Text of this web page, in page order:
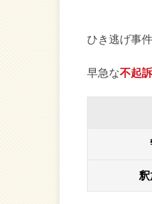
ひき逃げ事
早急な不起訴
釈